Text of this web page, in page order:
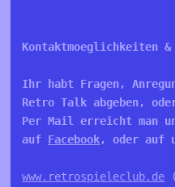
Kontaktmoeglichkeiten
Ihr habt Fragen,
Retro Talk abgeben,
Per Mail erreicht man
auf Facebook, oder auf
www.retrospieleclub.de